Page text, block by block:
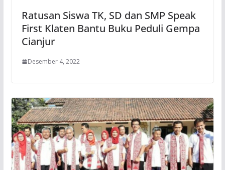
Ratusan Siswa TK, SD dan SMP Speak
First Klaten Bantu Buku Peduli Gempa
Cianjur
Desember 4, 2022